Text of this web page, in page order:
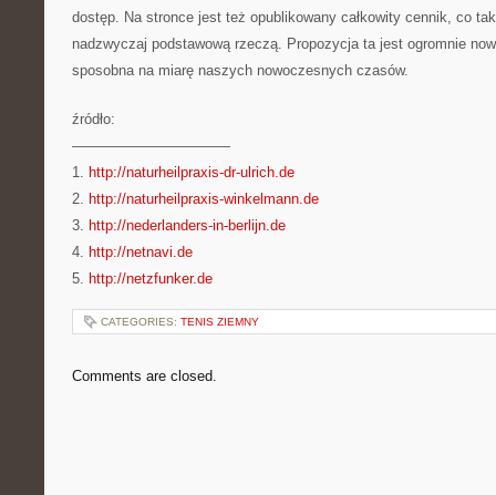
dostęp. Na stronce jest też opublikowany całkowity cennik, co
nadzwyczaj podstawową rzeczą. Propozycja ta jest ogromnie
sposobna na miarę naszych nowoczesnych czasów.
źródło:
———————————
1. http://naturheilpraxis-dr-ulrich.de
2. http://naturheilpraxis-winkelmann.de
3. http://nederlanders-in-berlijn.de
4. http://netnavi.de
5. http://netzfunker.de
CATEGORIES: TENIS ZIEMNY
Comments are closed.